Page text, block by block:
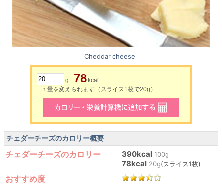
Cheddar cheese
g 78 kcal
↑ 量を変えられます（スライス1枚で20g）
チェダーチーズのカロリー概要
チェダーチーズのカロリー 390kcal 100g
78kcal 20g(スライス1枚)
おすすめ度